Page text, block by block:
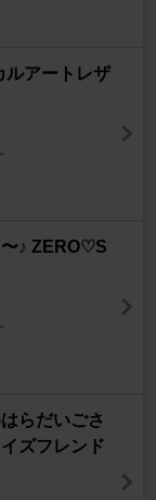
ルアートレザ
♪ ZERO♡S
らだいごさ
ズフレンド